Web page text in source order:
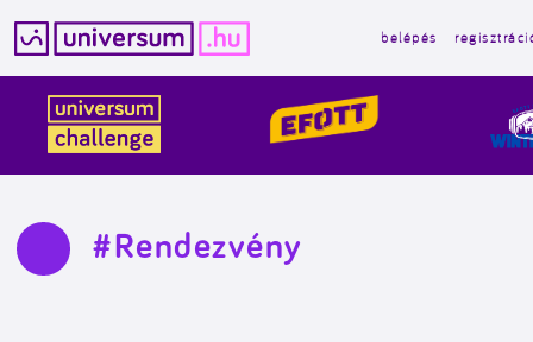
tartalomba
belépés
#Rendezvény